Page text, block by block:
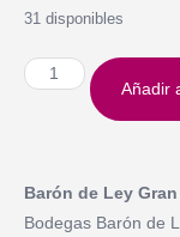
31 disponibles
Añadir
Barón de Ley
Bodegas Barón de